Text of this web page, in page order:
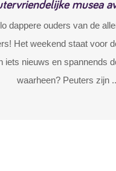
musea
dappere ouders van de
Het weekend staat voor
iets nieuws en spannends
waarheen? Peuters zijn